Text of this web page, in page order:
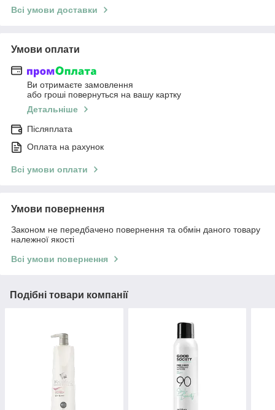
Всі умови доставки
Умови оплати
Ви отримаєте замовлення
або гроші повернуться на вашу картку
Детальніше
Післяплата
Оплата на рахунок
Всі умови оплати
Умови повернення
Законом не передбачено повернення та обмін даного товару
належної якості
Всі умови повернення
Подібні товари компанії